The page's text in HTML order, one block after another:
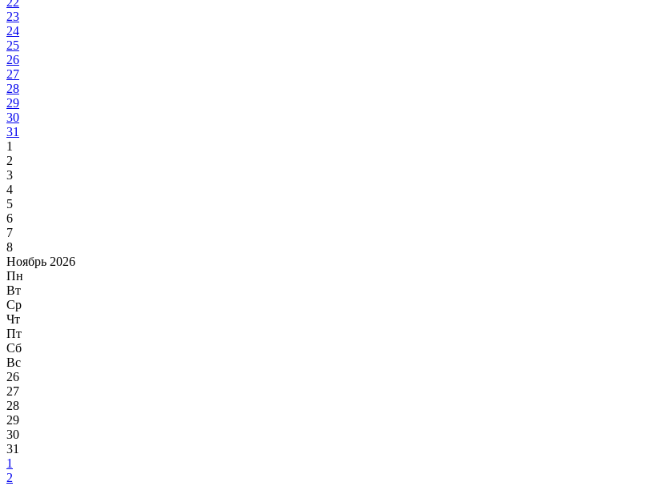
23
24
25
26
27
28
29
30
31
1
2
3
4
5
6
7
8
Ноябрь 2026
Пн
Вт
Ср
Чт
Пт
Сб
Вс
26
27
28
29
30
31
1
2